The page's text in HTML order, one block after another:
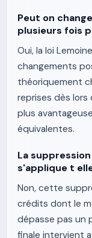
Peut on
plusieurs fois
Oui, la loi
changements
théoriquement
reprises dès lors
plus
équivalentes.
La
s'applique t
Non, cette
crédits dont le
dépasse pas un
finale intervient